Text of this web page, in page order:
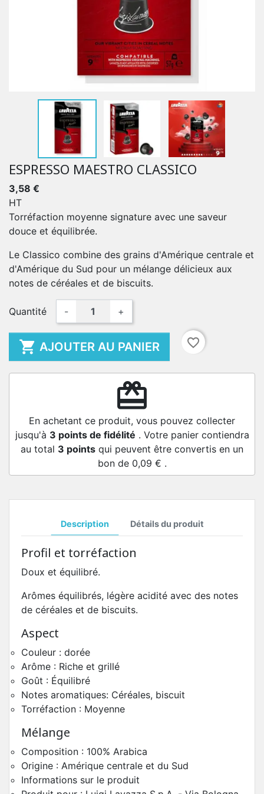
ESPRESSO MAESTRO CLASSICO
3,58 €
HT
Torréfaction moyenne signature avec une saveur
douce et équilibrée.
Le Classico combine des grains d'Amérique centrale et
d'Amérique du Sud pour un mélange délicieux aux
notes de céréales et de biscuits.
Quantité - +
 AJOUTER AU PANIER favorite_border
redeem
En achetant ce produit, vous pouvez collecter
jusqu'à 3 points de fidélité . Votre panier contiendra
au total 3 points qui peuvent être convertis en un
bon de 0,09 € .
Description Détails du produit
Profil et torréfaction
Doux et équilibré.
Arômes équilibrés, légère acidité avec des notes
de céréales et de biscuits.
Aspect
Couleur : dorée
Arôme : Riche et grillé
Goût : Équilibré
Notes aromatiques: Céréales, biscuit
Torréfaction : Moyenne
Mélange
Composition : 100% Arabica
Origine : Amérique centrale et du Sud
Informations sur le produit